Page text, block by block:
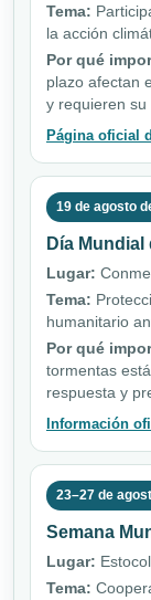
Tema:
la acción
Por qué
plazo afectan
y requieren su
Página oficial
19 de agosto
Día
Lugar:
Tema:
humanitario
Por qué
tormentas
respuesta y
Información
23–27 de
Semana
Lugar:
Tema: